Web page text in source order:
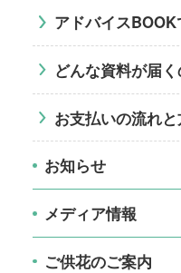
アドバイス
どんな資料が届く
お支払いの流れ
お知らせ
メディア情報
ご供花のご案内